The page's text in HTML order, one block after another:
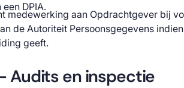
DPIA.
medewerking aan Opdrachtgever bij
de Autoriteit Persoonsgegevens indien
geeft.
Audits en inspectie